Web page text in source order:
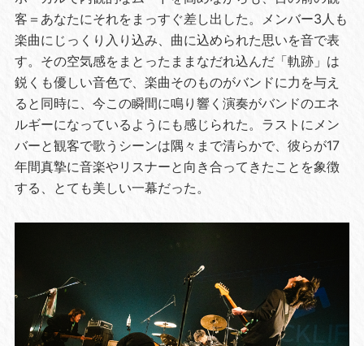
客＝あなたにそれをまっすぐ差し出した。メンバー3人も
楽曲にじっくり入り込み、曲に込められた思いを音で表
す。その空気感をまとったままなだれ込んだ「軌跡」は
鋭くも優しい音色で、楽曲そのものがバンドに力を与え
ると同時に、今この瞬間に鳴り響く演奏がバンドのエネ
ルギーになっているようにも感じられた。ラストにメン
バーと観客で歌うシーンは隅々まで清らかで、彼らが17
年間真摯に音楽やリスナーと向き合ってきたことを象徴
する、とても美しい一幕だった。